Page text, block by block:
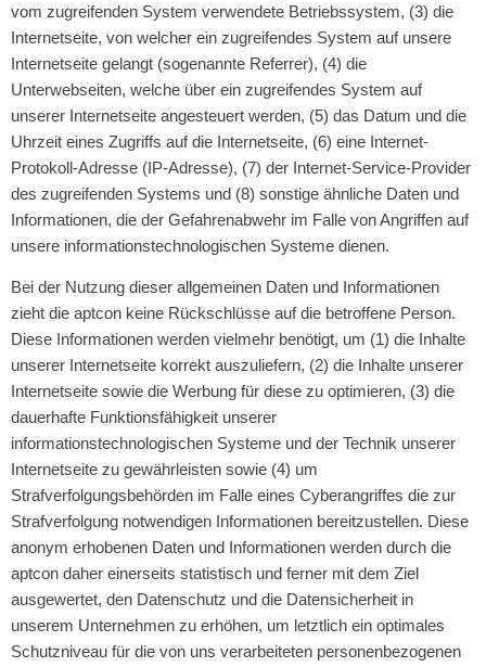
vom zugreifenden System verwendete Betriebssystem, (3) die
Internetseite, von welcher ein zugreifendes System auf unsere
Internetseite gelangt (sogenannte Referrer), (4) die
Unterwebseiten, welche über ein zugreifendes System auf
unserer Internetseite angesteuert werden, (5) das Datum und die
Uhrzeit eines Zugriffs auf die Internetseite, (6) eine Internet-
Protokoll-Adresse (IP-Adresse), (7) der Internet-Service-Provider
des zugreifenden Systems und (8) sonstige ähnliche Daten und
Informationen, die der Gefahrenabwehr im Falle von Angriffen auf
unsere informationstechnologischen Systeme dienen.
Bei der Nutzung dieser allgemeinen Daten und Informationen
zieht die aptcon keine Rückschlüsse auf die betroffene Person.
Diese Informationen werden vielmehr benötigt, um (1) die Inhalte
unserer Internetseite korrekt auszuliefern, (2) die Inhalte unserer
Internetseite sowie die Werbung für diese zu optimieren, (3) die
dauerhafte Funktionsfähigkeit unserer
informationstechnologischen Systeme und der Technik unserer
Internetseite zu gewährleisten sowie (4) um
Strafverfolgungsbehörden im Falle eines Cyberangriffes die zur
Strafverfolgung notwendigen Informationen bereitzustellen. Diese
anonym erhobenen Daten und Informationen werden durch die
aptcon daher einerseits statistisch und ferner mit dem Ziel
ausgewertet, den Datenschutz und die Datensicherheit in
unserem Unternehmen zu erhöhen, um letztlich ein optimales
Schutzniveau für die von uns verarbeiteten personenbezogenen